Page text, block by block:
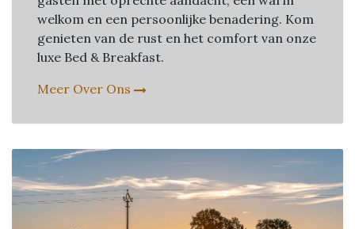
welkom en een persoonlijke benadering. Kom
genieten van de rust en het comfort van onze
luxe Bed & Breakfast.
Meer Over Ons